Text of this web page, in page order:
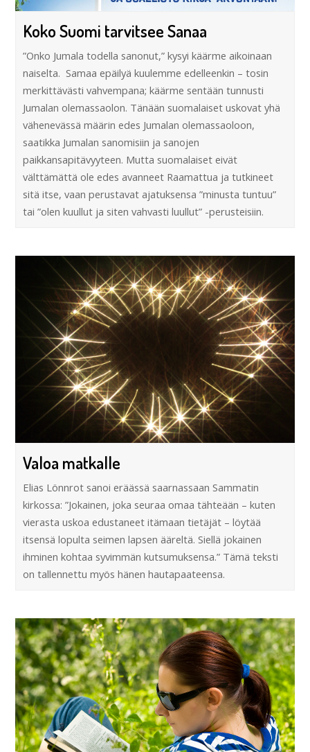
Koko Suomi tarvitsee Sanaa
”Onko Jumala todella sanonut,” kysyi käärme aikoinaan
naiselta. Samaa epäilyä kuulemme edelleenkin – tosin
merkittävästi vahvempana; käärme sentään tunnusti
Jumalan olemassaolon. Tänään suomalaiset uskovat yhä
vähenevässä määrin edes Jumalan olemassaoloon,
saatikka Jumalan sanomisiin ja sanojen
paikkansapitävyyteen. Mutta suomalaiset eivät
välttämättä ole edes avanneet Raamattua ja tutkineet
sitä itse, vaan perustavat ajatuksensa ”minusta tuntuu”
tai ”olen kuullut ja siten vahvasti luullut” -perusteisiin.
Valoa matkalle
Elias Lönnrot sanoi eräässä saarnassaan Sammatin
kirkossa: ”Jokainen, joka seuraa omaa tähteään – kuten
vierasta uskoa edustaneet itämaan tietäjät – löytää
itsensä lopulta seimen lapsen ääreltä. Siellä jokainen
ihminen kohtaa syvimmän kutsumuksensa.” Tämä teksti
on tallennettu myös hänen hautapaateensa.